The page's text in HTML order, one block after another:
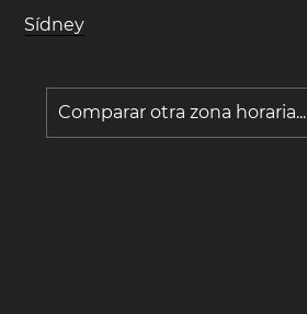
Sídney
Comparar otra zona horaria...